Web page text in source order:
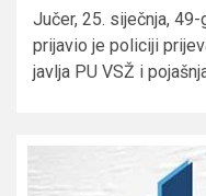
Jučer, 25. siječnja,
prijavio je policiji
javlja PU VSŽ i